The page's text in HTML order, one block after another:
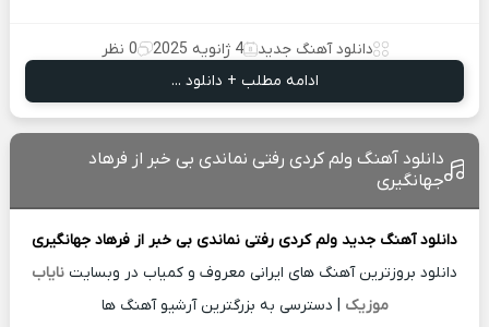
دانلود آهنگ جدید 4 ژانویه 2025
0 نظر
ادامه مطلب + دانلود ...
دانلود آهنگ ولم کردی رفتی نماندی بی خبر از فرهاد
جهانگیری
دانلود آهنگ جدید ولم کردی رفتی نماندی بی خبر از فرهاد جهانگیری
دانلود بروزترین آهنگ های ایرانی معروف و کمیاب در وبسایت نایاب
موزیک | دسترسی به بزرگترین آرشیو آهنگ ها